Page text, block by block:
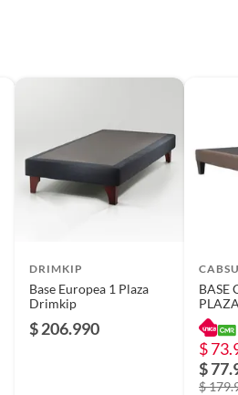
DRIMKIP
Base Europea 1 Plaza
Drimkip
$ 206.990
BASE
$
$
$